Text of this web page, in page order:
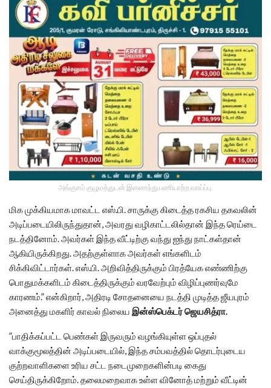
அங்குசம் குழுமத்துடன் இணைந்து பணியாற்ற வாய்ப்பு.
மிக முக்கியமாக மாவட்ட எஸ்.பி. சாருக்கு கிடைத்த ரகசிய தகவலின்
அடிப்படையிலிருந்துதான், அவரது வழிகாட்டலில்தான் இந்த ரெய்டை
நடத்தினோம். அவர்கள் இந்த வீட்டிற்கு வந்து ஐந்து நாட்கள்தான்
ஆகியிருக்கிறது. அதற்குள்ளாக அவர்கள் எங்களிடம்
சிக்கிவிட்டார்கள். எஸ்.பி. அறிவித்திருக்கும் பிரத்யேக எண்ணிற்கு
பொதுமக்களிடம் கிடைத்திருக்கும் வரவேற்பும் விழிப்புணர்வுமே
காரணம்.” என்கிறார், அதிரடி சோதனையை நடத்தி முடித்த ஜீயபுரம்
அனைத்து மகளிர் காவல் நிலைய இன்ஸ்பெக்டர் ஜெயசித்ரா.
”பாதிக்கப்பட்ட பெண்கள் இருவரும் வழங்கியுள்ள ஒப்புதல்
வாக்குமூலத்தின் அடிப்படையில், இந்த சம்பவத்தில் தொடர்புடைய
குற்றவாளிகளை உரிய சட்ட நடைமுறைகளின்படி கைது
செய்திருக்கிறோம். தலைமறைவாக உள்ள வினோத் மற்றும் வீட்டின்